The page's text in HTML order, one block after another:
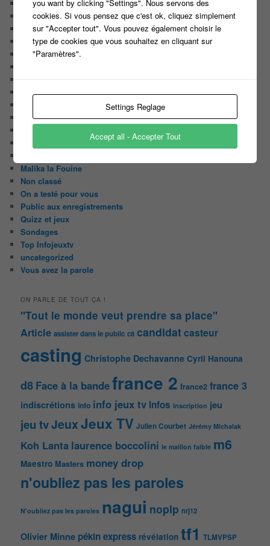
Le Casteur Masqué !
Le courrier des lecteurs
Le journal de bord du Blog
Les articles de Lora
Les derniers castings
Les indiscrétions de la petite souris
Les infos du net
LES INTRIGUES DE MILADY
Les pages du blog
Les papiers du journaliste Masqué
Malika la Fouine
Non classé
On a testé pour vous
Public aux enregistrements
Quizz et jeux
Sondages
Top Infojeuxtv
uncategorized
Vous avez la parole
ON PARLE DE TOUT ÇA !
"Tout le monde veut prendre sa place"
Article assister dans le public c8 candidatcasteur
casting Christophe Dechavanne Cyril Hanouna
d8 Face à la bandefrance 2 france2 france 3
indiscrétions info info jeux tv Infos Inscription jeu
jeu tvJeuxJeux TV Julien Courbet Jérémy Michalak
Koh Lanta laurence boccolini le maillon faible m6
Maestro Masters money drop
n'oubliez pas les paroles
N'oubliez pas les paroles nagui noplp nrj12
Olivier Minne pékin express révélation tf1 TLMVPSP
you want by clicking "Settings". Nous servons des
cookies. Si vous pensez que c'est ok, cliquez simplement
sur "Accepter tout". Vous pouvez également choisir le
type de cookies que vous souhaitez en cliquant sur
"Paramètres".
Settings Reglage
Accept all - Accepter Tout